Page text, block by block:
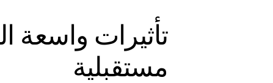
تأثيرات واسعة
مستقبلية